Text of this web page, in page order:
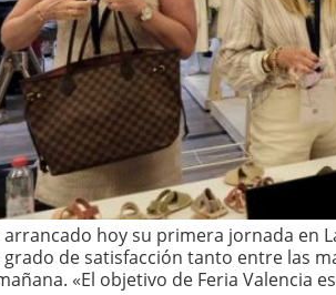
arrancado hoy su primera jornada en
de satisfacción tanto entre las
«El objetivo de Feria Valencia